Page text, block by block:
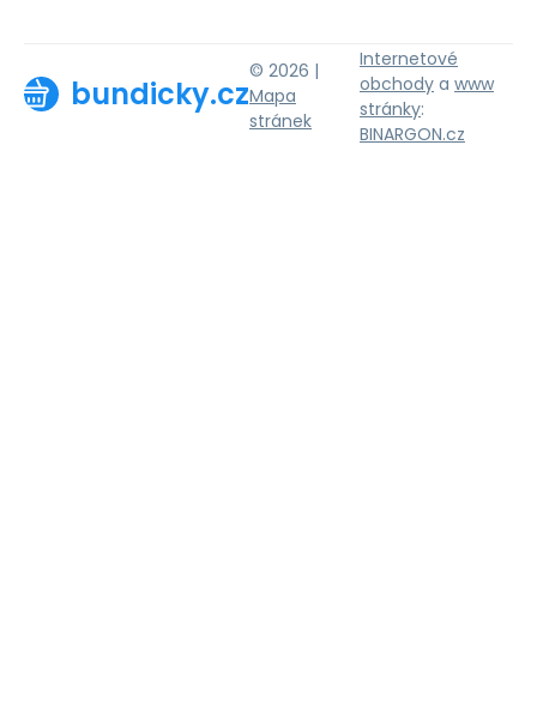
bundicky.cz
© 2026 |
Mapa
stránek
Internetové
obchody a www
stránky:
BINARGON.cz